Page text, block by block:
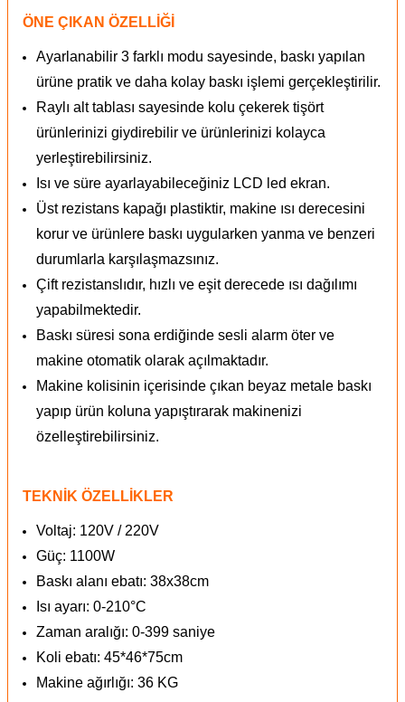
ÖNE ÇIKAN ÖZELLİĞİ
Ayarlanabilir 3 farklı modu sayesinde, baskı yapılan
ürüne pratik ve daha kolay baskı işlemi gerçekleştirilir.
Raylı alt tablası sayesinde kolu çekerek tişört
ürünlerinizi giydirebilir ve ürünlerinizi kolayca
yerleştirebilirsiniz.
Isı ve süre ayarlayabileceğiniz LCD led ekran.
Üst rezistans kapağı plastiktir, makine ısı derecesini
korur ve ürünlere baskı uygularken yanma ve benzeri
durumlarla karşılaşmazsınız.
Çift rezistanslıdır, hızlı ve eşit derecede ısı dağılımı
yapabilmektedir.
Baskı süresi sona erdiğinde sesli alarm öter ve
makine otomatik olarak açılmaktadır.
Makine kolisinin içerisinde çıkan beyaz metale baskı
yapıp ürün koluna yapıştırarak makinenizi
özelleştirebilirsiniz.
TEKNİK ÖZELLİKLER
Voltaj: 120V / 220V
Güç: 1100W
Baskı alanı ebatı: 38x38cm
Isı ayarı: 0-210°C
Zaman aralığı: 0-399 saniye
Koli ebatı: 45*46*75cm
Makine ağırlığı: 36 KG